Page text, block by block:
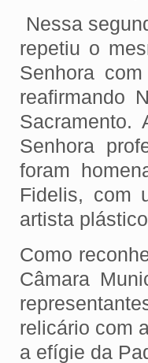
Nessa
repetiu o
Senhora
reafirmando
Sacramento.
Senhora
foram
Fidelis, com
artista
Como
Câmara
relicário com
a efígie da